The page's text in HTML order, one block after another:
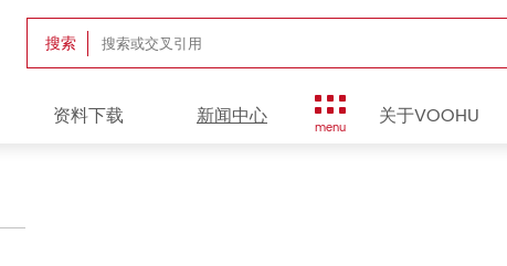
搜索
资料下载 新闻中心 menu 关于VOOHU